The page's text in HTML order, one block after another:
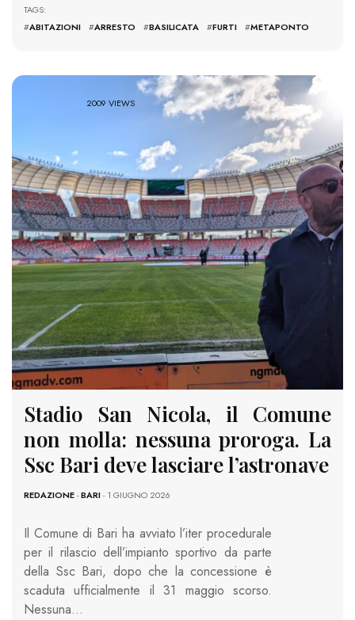
TAGS:
#ABITAZIONI #ARRESTO #BASILICATA #FURTI #METAPONTO
2009 VIEWS
Stadio San Nicola, il Comune
non molla: nessuna proroga. La
Ssc Bari deve lasciare l’astronave
REDAZIONE-BARI- 1 GIUGNO 2026
Il Comune di Bari ha avviato l’iter procedurale
per il rilascio dell’impianto sportivo da parte
della Ssc Bari, dopo che la concessione è
scaduta ufficialmente il 31 maggio scorso.
Nessuna…